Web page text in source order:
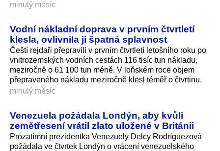
minulý měsíc
Vodní nákladní doprava v prvním čtvrtletí
klesla, ovlivnila ji špatná splavnost
Čeští rejdaři přepravili v prvním čtvrtletí letošního roku po
vnitrozemských vodních cestách 116 tisíc tun nákladu,
meziročně o 61 100 tun méně. V loňském roce objem
přepraveného nákladu meziročně klesl téměř o čtvrtinu.
minulý měsíc
Venezuela požádala Londýn, aby kvůli
zemětřesení vrátil zlato uložené v Británii
Prozatímní prezidentka Venezuely Delcy Rodríguezová
požádala ve čtvrtek Londýn o vrácení venezuelského